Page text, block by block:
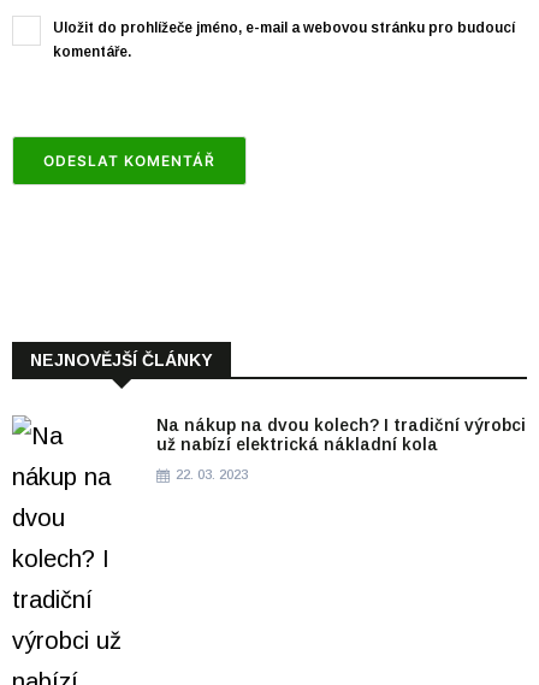
Uložit do prohlížeče jméno, e-mail a webovou stránku pro budoucí
komentáře.
NEJNOVĚJŠÍ ČLÁNKY
Na nákup na dvou kolech? I tradiční výrobci
už nabízí elektrická nákladní kola
22. 03. 2023